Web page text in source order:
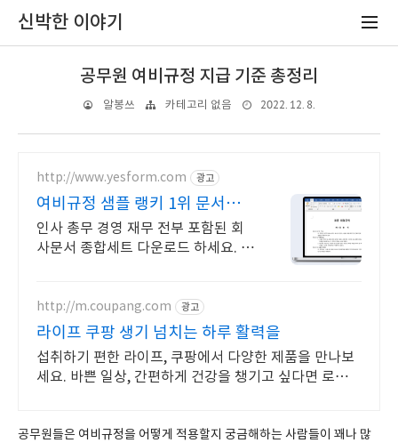
신박한 이야기
공무원 여비규정 지급 기준 총정리
알봉쓰 카테고리 없음 2022. 12. 8.
http://www.yesform.com 광고
여비규정 샘플 랭키 1위 문서서
식 플랫폼
인사 총무 경영 재무 전부 포함된 회
사문서 종합세트 다운로드 하세요. 예
http://m.coupang.com 광고
라이프 쿠팡 생기 넘치는 하루 활력을
섭취하기 편한 라이프, 쿠팡에서 다양한 제품을 만나보
세요. 바쁜 일상, 간편하게 건강을 챙기고 싶다면 로켓배
공무원들은 여비규정을 어떻게 적용할지 궁금해하는 사람들이 꽤나 많